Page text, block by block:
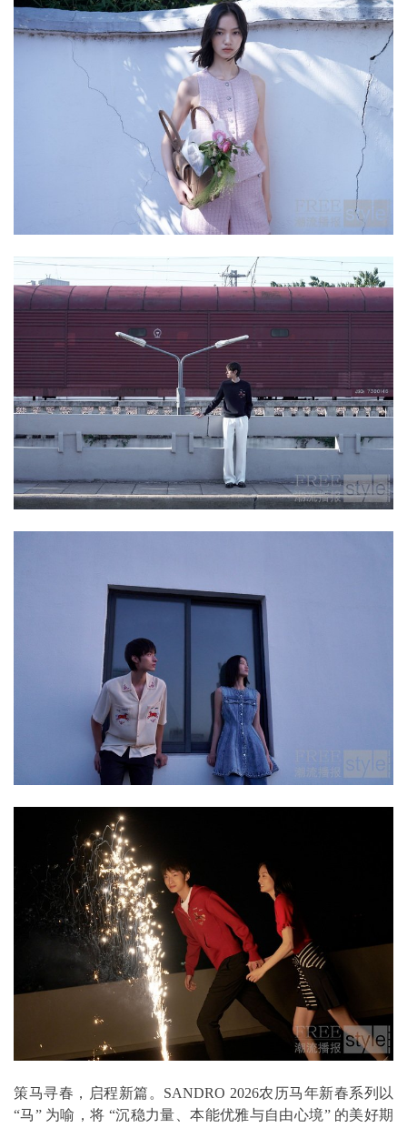
策马寻春，启程新篇。SANDRO 2026农历马年新春系列以
“马” 为喻，将 “沉稳力量、本能优雅与自由心境” 的美好期